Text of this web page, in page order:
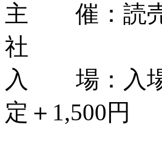
主 催：読売
社
入 場：入場
定＋1,500円